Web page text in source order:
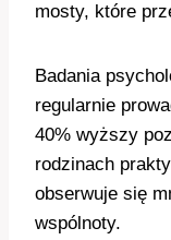
mosty, które
Badania
regularnie
40% wyższy
rodzinach
obserwuje się
wspólnoty.